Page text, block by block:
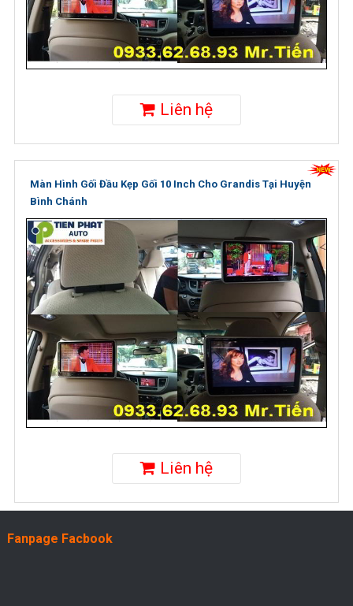
Liên hệ
Màn Hình Gối Đầu Kẹp Gối 10 Inch Cho Grandis Tại Huyện
Bình Chánh
Liên hệ
Fanpage Facbook